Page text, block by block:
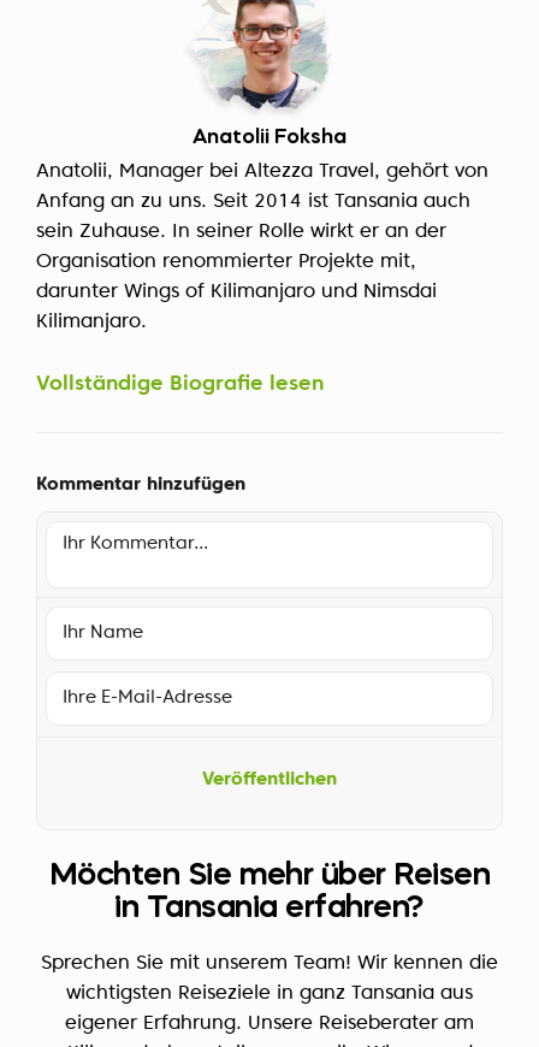
Anatolii Foksha
Anatolii, Manager bei Altezza Travel, gehört von
Anfang an zu uns. Seit 2014 ist Tansania auch
sein Zuhause. In seiner Rolle wirkt er an der
Organisation renommierter Projekte mit,
darunter Wings of Kilimanjaro und Nimsdai
Kilimanjaro.
Vollständige Biografie lesen
Kommentar hinzufügen
Veröffentlichen
Möchten Sie mehr über Reisen
in Tansania erfahren?
Sprechen Sie mit unserem Team! Wir kennen die
wichtigsten Reiseziele in ganz Tansania aus
eigener Erfahrung. Unsere Reiseberater am